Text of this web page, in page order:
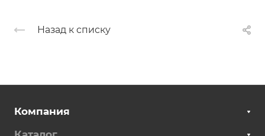
Назад к списку
Компания